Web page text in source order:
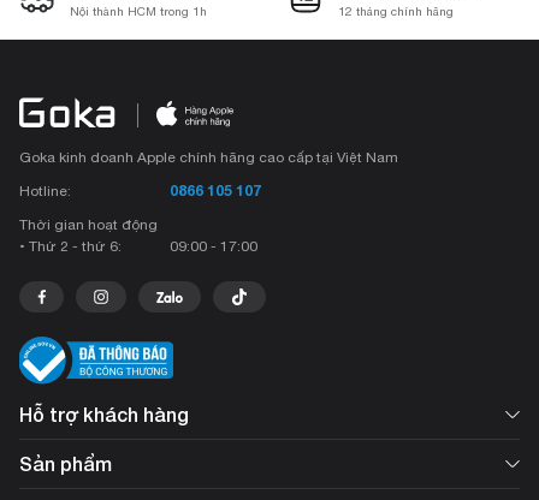
Nội thành HCM trong 1h 12 tháng chính hãng
Goka kinh doanh Apple chính hãng cao cấp tại Việt Nam
Hotline:
0866 105 107
Thời gian hoạt động
• Thứ 2 - thứ 6:
09:00 - 17:00
Hỗ trợ khách hàng
Sản phẩm